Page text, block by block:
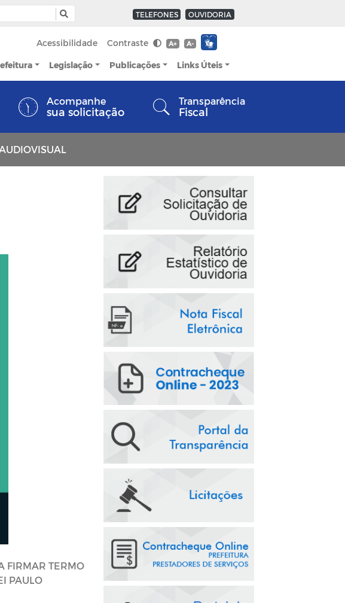
TELEFONES OUVIDORIA
Acessibilidade Contraste A+ A-
Legislação Publicações Links Úteis
Acompanhe
sua solicitação
Transparência
Fiscal
FIRMAR TERMO
PAULO